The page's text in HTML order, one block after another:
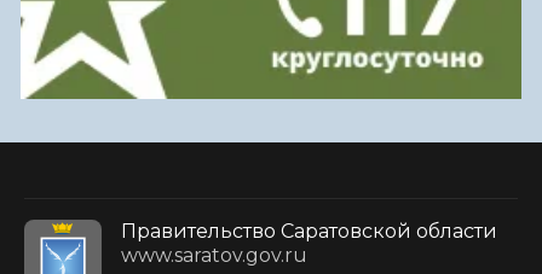
Правительство Саратовской области
www.saratov.gov.ru